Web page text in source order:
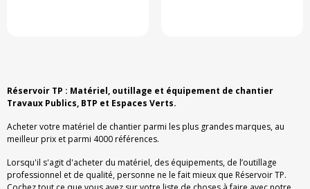
Réservoir TP : Matériel, outillage et équipement de chantier
Travaux Publics, BTP et Espaces Verts.
Acheter votre matériel de chantier parmi les plus grandes marques, au
meilleur prix et parmi 4000 références.
Lorsqu'il s'agit d'acheter du matériel, des équipements, de l’outillage
professionnel et de qualité, personne ne le fait mieux que Réservoir TP.